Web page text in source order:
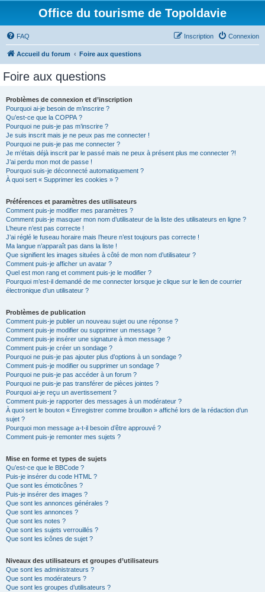
Office du tourisme de Topoldavie
FAQ Connexion
Inscription
Accueil du forum Foire aux questions
Foire aux questions
Problèmes de connexion et d’inscription
Pourquoi ai-je besoin de m’inscrire ?
Qu’est-ce que la COPPA ?
Pourquoi ne puis-je pas m’inscrire ?
Je suis inscrit mais je ne peux pas me connecter !
Pourquoi ne puis-je pas me connecter ?
Je m’étais déjà inscrit par le passé mais ne peux à présent plus me connecter ?!
J’ai perdu mon mot de passe !
Pourquoi suis-je déconnecté automatiquement ?
À quoi sert « Supprimer les cookies » ?
Préférences et paramètres des utilisateurs
Comment puis-je modifier mes paramètres ?
Comment puis-je masquer mon nom d’utilisateur de la liste des utilisateurs en ligne ?
L’heure n’est pas correcte !
J’ai réglé le fuseau horaire mais l’heure n’est toujours pas correcte !
Ma langue n’apparaît pas dans la liste !
Que signifient les images situées à côté de mon nom d’utilisateur ?
Comment puis-je afficher un avatar ?
Quel est mon rang et comment puis-je le modifier ?
Pourquoi m’est-il demandé de me connecter lorsque je clique sur le lien de courrier
électronique d’un utilisateur ?
Problèmes de publication
Comment puis-je publier un nouveau sujet ou une réponse ?
Comment puis-je modifier ou supprimer un message ?
Comment puis-je insérer une signature à mon message ?
Comment puis-je créer un sondage ?
Pourquoi ne puis-je pas ajouter plus d’options à un sondage ?
Comment puis-je modifier ou supprimer un sondage ?
Pourquoi ne puis-je pas accéder à un forum ?
Pourquoi ne puis-je pas transférer de pièces jointes ?
Pourquoi ai-je reçu un avertissement ?
Comment puis-je rapporter des messages à un modérateur ?
À quoi sert le bouton « Enregistrer comme brouillon » affiché lors de la rédaction d’un
sujet ?
Pourquoi mon message a-t-il besoin d’être approuvé ?
Comment puis-je remonter mes sujets ?
Mise en forme et types de sujets
Qu’est-ce que le BBCode ?
Puis-je insérer du code HTML ?
Que sont les émoticônes ?
Puis-je insérer des images ?
Que sont les annonces générales ?
Que sont les annonces ?
Que sont les notes ?
Que sont les sujets verrouillés ?
Que sont les icônes de sujet ?
Niveaux des utilisateurs et groupes d’utilisateurs
Que sont les administrateurs ?
Que sont les modérateurs ?
Que sont les groupes d’utilisateurs ?